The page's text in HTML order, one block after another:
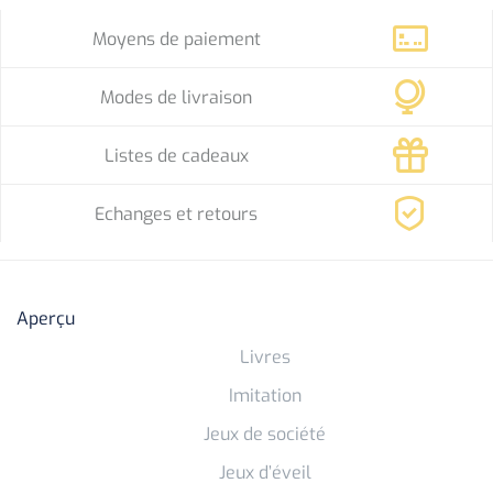
Moyens de paiement
Modes de livraison
Listes de cadeaux
Echanges et retours
Aperçu
Livres
Imitation
Jeux de société
Jeux d’éveil